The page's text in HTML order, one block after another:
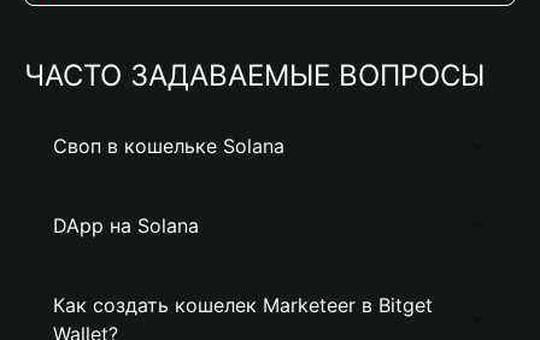
ЧАСТО ЗАДАВАЕМЫЕ ВОПРОСЫ
Своп в кошельке Solana
DApp на Solana
Как создать кошелек Marketeer в Bitget
Wallet?